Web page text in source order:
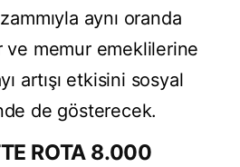
aynı oranda
memur emeklilerine
artışı etkisini sosyal
de gösterecek.
ROTA 8.000